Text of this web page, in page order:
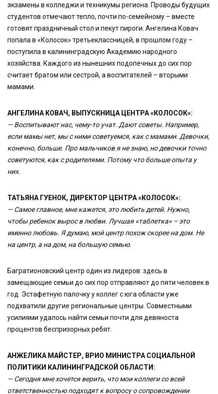
экзамены в колледжи и техникумы региона. Проводы будущих
студентов отмечают тепло, почти по-семейному – вместе
готовят праздничный стол и пекут пироги. Ангелина Ковач
попала в «Колосок» третьеклассницей, в прошлом году –
поступила в калининградскую Академию народного
хозяйства. Каждого из нынешних подопечных до сих пор
считает братом или сестрой, а воспитателей – вторыми
мамами.
АНГЕЛИНА КОВАЧ, ВЫПУСКНИЦА ЦЕНТРА «КОЛОСОК»:
— Воспитывают нас, чему-то учат. Дают советы. Например,
если мамы нет, мы с ними советуемся, как с мамами. Девочки,
конечно, больше. Про мальчиков я не знаю, но девочки точно
советуются, как с родителями. Потому что больше опыта у
них.
ТАТЬЯНА ГУЕНОК, ДИРЕКТОР ЦЕНТРА «КОЛОСОК»:
— Самое главное, мне кажется, это любить детей. Нужно,
чтобы ребенок вырос в любви. Лучшая «таблетка» – это
именно любовь. Я думаю, мой центр похож скорее на дом. Не
на центр, а на дом, на большую семью.
Багратионовский центр один из лидеров: здесь в
замещающие семьи до сих пор отправляют до пяти человек в
год. Эстафетную палочку у коллег с юга области уже
подхватили другие региональные центры. Совместными
усилиями удалось найти семьи почти для девяноста
процентов беспризорных ребят.
АНЖЕЛИКА МАЙСТЕР, ВРИО МИНИСТРА СОЦИАЛЬНОЙ
ПОЛИТИКИ КАЛИНИНГРАДСКОЙ ОБЛАСТИ:
— Сегодня мне хочется верить, что мои коллеги со всей
ответственностью подходят к вопросу о сопровождении